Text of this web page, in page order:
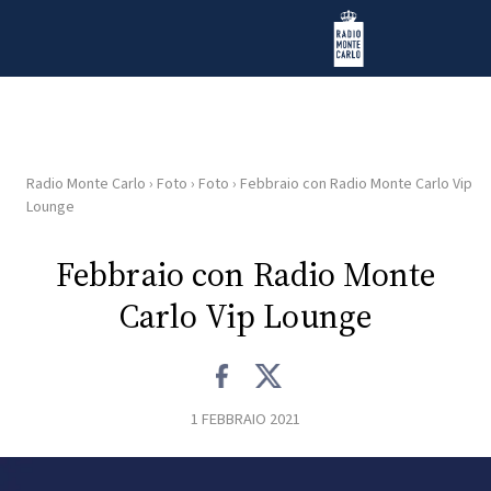
Radio Monte Carlo
HOME
RADIO
Radio Monte Carlo › Foto › Foto › Febbraio con Radio Monte Carlo Vip
Lounge
Febbraio con Radio Monte
Carlo Vip Lounge
1 FEBBRAIO 2021